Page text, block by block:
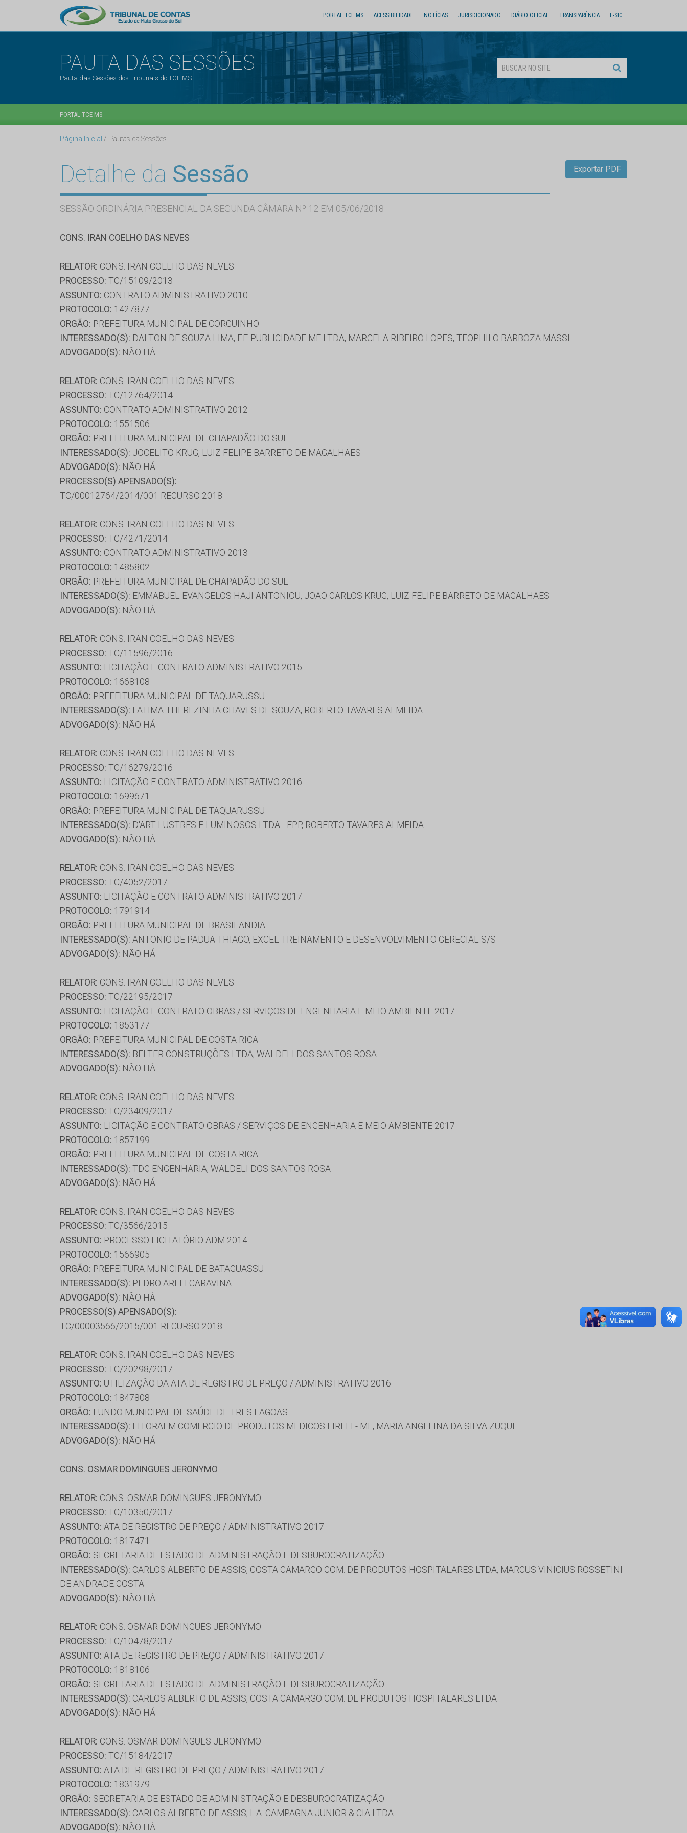
PORTAL TCE MS ACESSIBILIDADE NOTÍCIAS JURISDICIONADO DIÁRIO OFICIAL TRANSPARÊNCIA E-SIC
PAUTA DAS SESSÕES
Pauta das Sessões dos Tribunais do TCE MS
PORTAL TCE MS
Página Inicial Pautas da Sessões
Detalhe da Sessão
SESSÃO ORDINÁRIA PRESENCIAL DA SEGUNDA CÂMARA Nº 12 EM 05/06/2018
Exportar PDF
CONS. IRAN COELHO DAS NEVES
RELATOR: CONS. IRAN COELHO DAS NEVES
PROCESSO: TC/15109/2013
ASSUNTO: CONTRATO ADMINISTRATIVO 2010
PROTOCOLO: 1427877
ORGÃO: PREFEITURA MUNICIPAL DE CORGUINHO
INTERESSADO(S): DALTON DE SOUZA LIMA, F.F. PUBLICIDADE ME LTDA, MARCELA RIBEIRO LOPES, TEOPHILO BARBOZA MASSI
ADVOGADO(S): NÃO HÁ
RELATOR: CONS. IRAN COELHO DAS NEVES
PROCESSO: TC/12764/2014
ASSUNTO: CONTRATO ADMINISTRATIVO 2012
PROTOCOLO: 1551506
ORGÃO: PREFEITURA MUNICIPAL DE CHAPADÃO DO SUL
INTERESSADO(S): JOCELITO KRUG, LUIZ FELIPE BARRETO DE MAGALHAES
ADVOGADO(S): NÃO HÁ
PROCESSO(S) APENSADO(S):
TC/00012764/2014/001 RECURSO 2018
RELATOR: CONS. IRAN COELHO DAS NEVES
PROCESSO: TC/4271/2014
ASSUNTO: CONTRATO ADMINISTRATIVO 2013
PROTOCOLO: 1485802
ORGÃO: PREFEITURA MUNICIPAL DE CHAPADÃO DO SUL
INTERESSADO(S): EMMABUEL EVANGELOS HAJI ANTONIOU, JOAO CARLOS KRUG, LUIZ FELIPE BARRETO DE MAGALHAES
ADVOGADO(S): NÃO HÁ
RELATOR: CONS. IRAN COELHO DAS NEVES
PROCESSO: TC/11596/2016
ASSUNTO: LICITAÇÃO E CONTRATO ADMINISTRATIVO 2015
PROTOCOLO: 1668108
ORGÃO: PREFEITURA MUNICIPAL DE TAQUARUSSU
INTERESSADO(S): FATIMA THEREZINHA CHAVES DE SOUZA, ROBERTO TAVARES ALMEIDA
ADVOGADO(S): NÃO HÁ
RELATOR: CONS. IRAN COELHO DAS NEVES
PROCESSO: TC/16279/2016
ASSUNTO: LICITAÇÃO E CONTRATO ADMINISTRATIVO 2016
PROTOCOLO: 1699671
ORGÃO: PREFEITURA MUNICIPAL DE TAQUARUSSU
INTERESSADO(S): D'ART LUSTRES E LUMINOSOS LTDA - EPP, ROBERTO TAVARES ALMEIDA
ADVOGADO(S): NÃO HÁ
RELATOR: CONS. IRAN COELHO DAS NEVES
PROCESSO: TC/4052/2017
ASSUNTO: LICITAÇÃO E CONTRATO ADMINISTRATIVO 2017
PROTOCOLO: 1791914
ORGÃO: PREFEITURA MUNICIPAL DE BRASILANDIA
INTERESSADO(S): ANTONIO DE PADUA THIAGO, EXCEL TREINAMENTO E DESENVOLVIMENTO GERECIAL S/S
ADVOGADO(S): NÃO HÁ
RELATOR: CONS. IRAN COELHO DAS NEVES
PROCESSO: TC/22195/2017
ASSUNTO: LICITAÇÃO E CONTRATO OBRAS / SERVIÇOS DE ENGENHARIA E MEIO AMBIENTE 2017
PROTOCOLO: 1853177
ORGÃO: PREFEITURA MUNICIPAL DE COSTA RICA
INTERESSADO(S): BELTER CONSTRUÇÕES LTDA, WALDELI DOS SANTOS ROSA
ADVOGADO(S): NÃO HÁ
RELATOR: CONS. IRAN COELHO DAS NEVES
PROCESSO: TC/23409/2017
ASSUNTO: LICITAÇÃO E CONTRATO OBRAS / SERVIÇOS DE ENGENHARIA E MEIO AMBIENTE 2017
PROTOCOLO: 1857199
ORGÃO: PREFEITURA MUNICIPAL DE COSTA RICA
INTERESSADO(S): TDC ENGENHARIA, WALDELI DOS SANTOS ROSA
ADVOGADO(S): NÃO HÁ
RELATOR: CONS. IRAN COELHO DAS NEVES
PROCESSO: TC/3566/2015
ASSUNTO: PROCESSO LICITATÓRIO ADM 2014
PROTOCOLO: 1566905
ORGÃO: PREFEITURA MUNICIPAL DE BATAGUASSU
INTERESSADO(S): PEDRO ARLEI CARAVINA
ADVOGADO(S): NÃO HÁ
PROCESSO(S) APENSADO(S):
TC/00003566/2015/001 RECURSO 2018
RELATOR: CONS. IRAN COELHO DAS NEVES
PROCESSO: TC/20298/2017
ASSUNTO: UTILIZAÇÃO DA ATA DE REGISTRO DE PREÇO / ADMINISTRATIVO 2016
PROTOCOLO: 1847808
ORGÃO: FUNDO MUNICIPAL DE SAÚDE DE TRES LAGOAS
INTERESSADO(S): LITORALM COMERCIO DE PRODUTOS MEDICOS EIRELI - ME, MARIA ANGELINA DA SILVA ZUQUE
ADVOGADO(S): NÃO HÁ
CONS. OSMAR DOMINGUES JERONYMO
RELATOR: CONS. OSMAR DOMINGUES JERONYMO
PROCESSO: TC/10350/2017
ASSUNTO: ATA DE REGISTRO DE PREÇO / ADMINISTRATIVO 2017
PROTOCOLO: 1817471
ORGÃO: SECRETARIA DE ESTADO DE ADMINISTRAÇÃO E DESBUROCRATIZAÇÃO
INTERESSADO(S): CARLOS ALBERTO DE ASSIS, COSTA CAMARGO COM. DE PRODUTOS HOSPITALARES LTDA, MARCUS VINICIUS ROSSETINI
DE ANDRADE COSTA
ADVOGADO(S): NÃO HÁ
RELATOR: CONS. OSMAR DOMINGUES JERONYMO
PROCESSO: TC/10478/2017
ASSUNTO: ATA DE REGISTRO DE PREÇO / ADMINISTRATIVO 2017
PROTOCOLO: 1818106
ORGÃO: SECRETARIA DE ESTADO DE ADMINISTRAÇÃO E DESBUROCRATIZAÇÃO
INTERESSADO(S): CARLOS ALBERTO DE ASSIS, COSTA CAMARGO COM. DE PRODUTOS HOSPITALARES LTDA
ADVOGADO(S): NÃO HÁ
RELATOR: CONS. OSMAR DOMINGUES JERONYMO
PROCESSO: TC/15184/2017
ASSUNTO: ATA DE REGISTRO DE PREÇO / ADMINISTRATIVO 2017
PROTOCOLO: 1831979
ORGÃO: SECRETARIA DE ESTADO DE ADMINISTRAÇÃO E DESBUROCRATIZAÇÃO
INTERESSADO(S): CARLOS ALBERTO DE ASSIS, I. A. CAMPAGNA JUNIOR & CIA LTDA
ADVOGADO(S): NÃO HÁ